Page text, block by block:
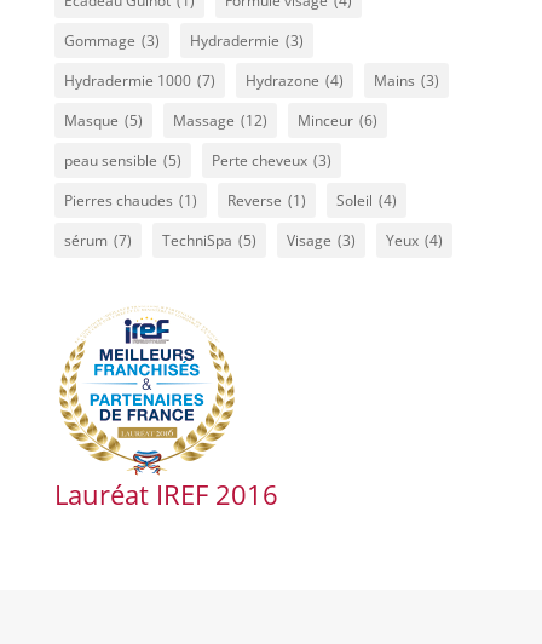
Gommage (3) Hydradermie (3)
Hydradermie 1000 (7) Hydrazone (4) Mains (3)
Masque (5) Massage (12) Minceur (6)
peau sensible (5) Perte cheveux (3)
Pierres chaudes (1) Reverse (1) Soleil (4)
sérum (7) TechniSpa (5) Visage (3) Yeux (4)
Lauréat IREF 2016